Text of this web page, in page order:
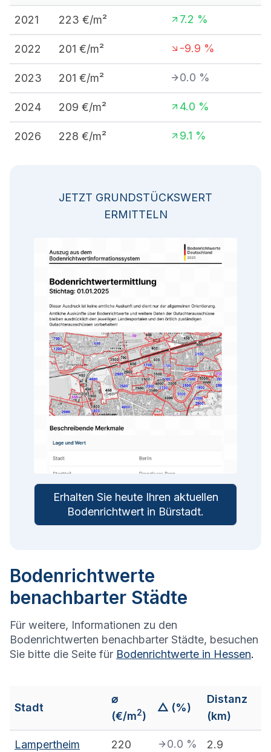
2021 223 €/m² 7.2 %
2022 201 €/m² -9.9 %
2023 201 €/m² 0.0 %
2024 209 €/m² 4.0 %
2026 228 €/m² 9.1 %
JETZT GRUNDSTÜCKSWERT
ERMITTELN
Erhalten Sie heute Ihren aktuellen
Bodenrichtwert in Bürstadt.
Bodenrichtwerte
benachbarter Städte
Für weitere, Informationen zu den
Bodenrichtwerten benachbarter Städte, besuchen
Sie bitte die Seite für Bodenrichtwerte in Hessen.
Stadt
⌀
(€/m2)
△ (%)
Distanz
(km)
Lampertheim 220 0.0 % 2.9